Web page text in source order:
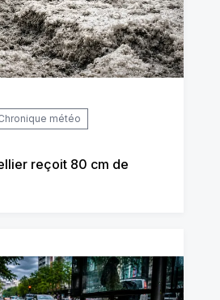
météo
reçoit 80 cm de